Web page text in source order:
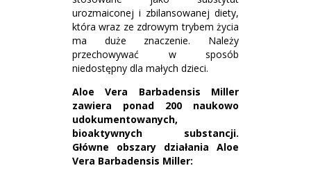
urozmaiconej i zbilansowanej diety,
która wraz ze zdrowym trybem życia
ma duże znaczenie. Należy
przechowywać w sposób
niedostępny dla małych dzieci.
Aloe Vera Barbadensis Miller
zawiera ponad 200 naukowo
udokumentowanych,
bioaktywnych substancji.
Główne obszary działania Aloe
Vera Barbadensis Miller: